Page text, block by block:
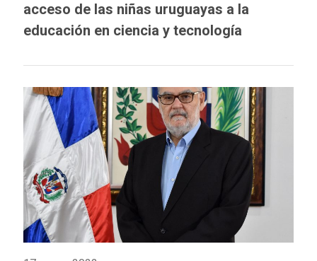
acceso de las niñas uruguayas a la
educación en ciencia y tecnología